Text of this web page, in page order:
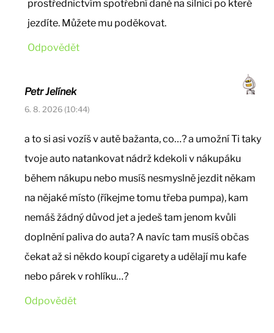
prostřednictvím spotřební daně na silnici po které
jezdíte. Můžete mu poděkovat.
Odpovědět
Petr Jelínek
6. 8. 2026 (10:44)
a to si asi vozíš v autě bažanta, co…? a umožní Ti taky
tvoje auto natankovat nádrž kdekoli v nákupáku
během nákupu nebo musíš nesmyslně jezdit někam
na nějaké místo (říkejme tomu třeba pumpa), kam
nemáš žádný důvod jet a jedeš tam jenom kvůli
doplnění paliva do auta? A navíc tam musíš občas
čekat až si někdo koupí cigarety a udělají mu kafe
nebo párek v rohlíku…?
Odpovědět